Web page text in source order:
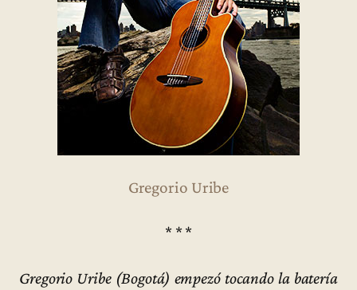
Gregorio Uribe
* * *
Gregorio Uribe (Bogotá) empezó tocando la batería